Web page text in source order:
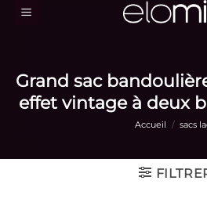
Passer
Grand sac
effet vintage à deux
Accueil / sacs